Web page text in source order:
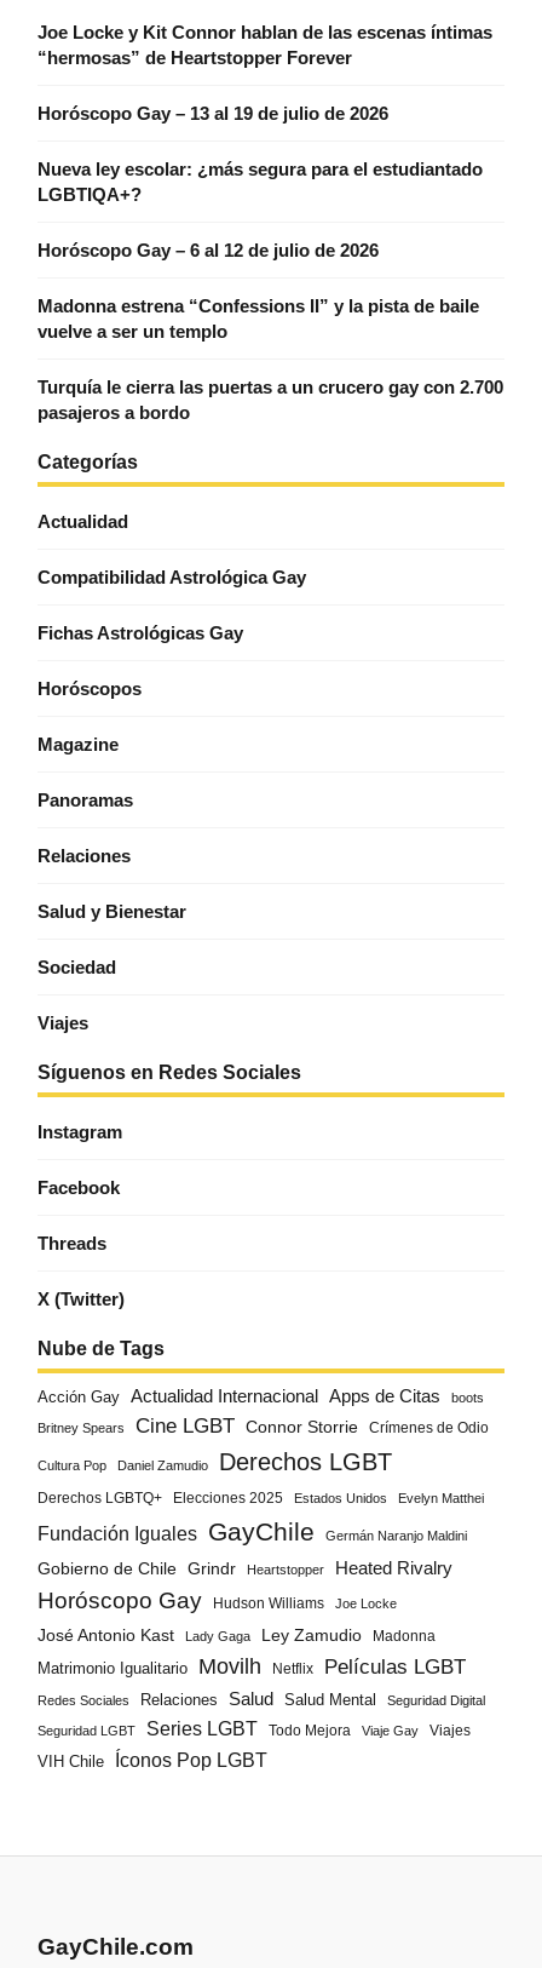
Joe Locke y Kit Connor hablan de las escenas íntimas
“hermosas” de Heartstopper Forever
Horóscopo Gay – 13 al 19 de julio de 2026
Nueva ley escolar: ¿más segura para el estudiantado
LGBTIQA+?
Horóscopo Gay – 6 al 12 de julio de 2026
Madonna estrena “Confessions II” y la pista de baile
vuelve a ser un templo
Turquía le cierra las puertas a un crucero gay con 2.700
pasajeros a bordo
Categorías
Actualidad
Compatibilidad Astrológica Gay
Fichas Astrológicas Gay
Horóscopos
Magazine
Panoramas
Relaciones
Salud y Bienestar
Sociedad
Viajes
Síguenos en Redes Sociales
Instagram
Facebook
Threads
X (Twitter)
Nube de Tags
Acción Gay Actualidad Internacional Apps de Citas boots
Britney Spears Cine LGBT Connor Storrie Crímenes de Odio
Cultura Pop Daniel Zamudio Derechos LGBT
Derechos LGBTQ+ Elecciones 2025 Estados Unidos Evelyn Matthei
Fundación Iguales GayChile Germán Naranjo Maldini
Gobierno de Chile Grindr Heartstopper Heated Rivalry
Horóscopo Gay Hudson Williams Joe Locke
José Antonio Kast Lady Gaga Ley Zamudio Madonna
Matrimonio Igualitario Movilh Netflix Películas LGBT
Redes Sociales Relaciones Salud Salud Mental Seguridad Digital
Seguridad LGBT Series LGBT Todo Mejora Viaje Gay
Viajes
VIH Chile
Íconos Pop LGBT
GayChile.com